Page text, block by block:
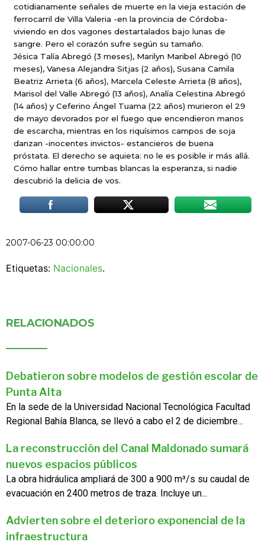
cotidianamente señales de muerte en la vieja estación de
ferrocarril de Villa Valeria -en la provincia de Córdoba-
viviendo en dos vagones destartalados bajo lunas de
sangre. Pero el corazón sufre según su tamaño.
Jésica Talía Abregó (3 meses), Marilyn Maribel Abregó (10
meses), Vanesa Alejandra Sitjas (2 años), Susana Camila
Beatriz Arrieta (6 años), Marcela Celeste Arrieta (8 años),
Marisol del Valle Abregó (13 años), Analía Celestina Abregó
(14 años) y Ceferino Ángel Tuama (22 años) murieron el 29
de mayo devorados por el fuego que encendieron manos
de escarcha, mientras en los riquísimos campos de soja
danzan -inocentes invictos- estancieros de buena
próstata. El derecho se aquieta: no le es posible ir más allá.
Cómo hallar entre tumbas blancas la esperanza, si nadie
descubrió la delicia de vos.
2007-06-23 00:00:00
Etiquetas: Nacionales.
RELACIONADOS
Debatieron sobre modelos de gestión escolar de
Punta Alta
En la sede de la Universidad Nacional Tecnológica Facultad
Regional Bahía Blanca, se llevó a cabo el 2 de diciembre...
La reconstrucción del Canal Maldonado sumará
nuevos espacios públicos
La obra hidráulica ampliará de 300 a 900 m³/s su caudal de
evacuación en 2400 metros de traza. Incluye un...
Advierten sobre el deterioro exponencial de la
infraestructura